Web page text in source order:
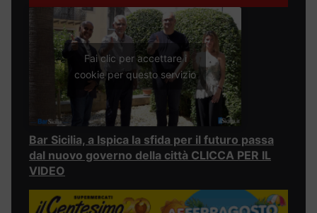
Fai clic per accettare i
cookie per questo servizio
Bar Sicilia, a Ispica la sfida per il futuro passa
dal nuovo governo della città CLICCA PER IL
VIDEO